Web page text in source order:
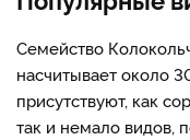
Семейство
насчитывает около
присутствуют, как
так и немало видов,